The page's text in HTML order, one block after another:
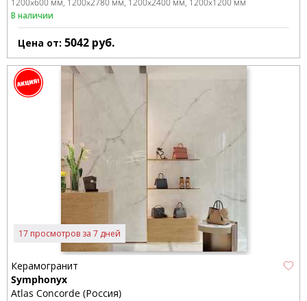
1200x600 мм 1200x2780 мм 1200x2400 мм 1200x1200 мм
В наличии
Цена от: 5042 руб.
17 просмотров за 7 дней
Керамогранит
Symphonyx
Atlas Concorde (Россия)